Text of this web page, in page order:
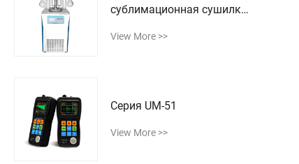
сублимационная сушилка
View More >>
Серия UM-51
View More >>